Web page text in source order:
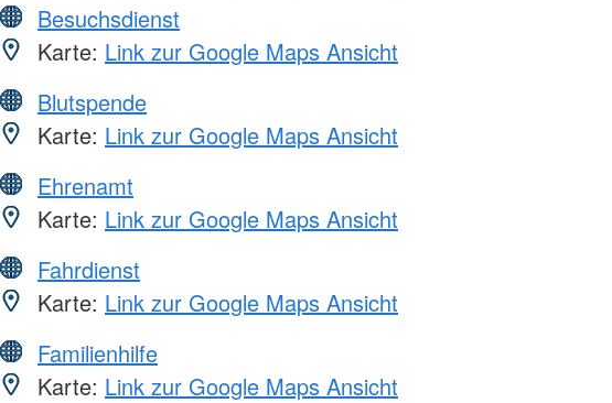
Besuchsdienst
Karte: Link zur Google Maps Ansicht
Blutspende
Karte: Link zur Google Maps Ansicht
Ehrenamt
Karte: Link zur Google Maps Ansicht
Fahrdienst
Karte: Link zur Google Maps Ansicht
Familienhilfe
Karte: Link zur Google Maps Ansicht